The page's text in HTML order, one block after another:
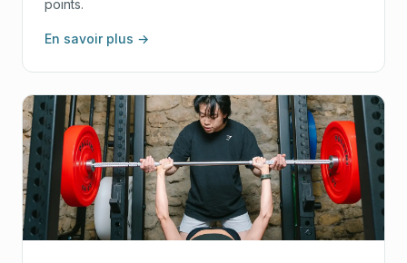
points.
En savoir plus →